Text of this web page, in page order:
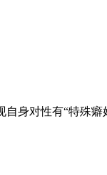
身对性有“特殊癖